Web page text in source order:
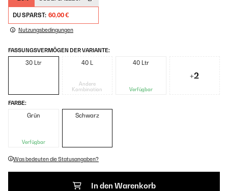
DU SPARST: 60,00 €
Nutzungsbedingungen
FASSUNGSVERMÖGEN DER VARIANTE:
30 Ltr 40 L
Andere
Kombination
40 Ltr
Verfügbar
+2
FARBE:
Grün
Verfügbar
Schwarz
Was bedeuten die Statusangaben?
In den Warenkorb